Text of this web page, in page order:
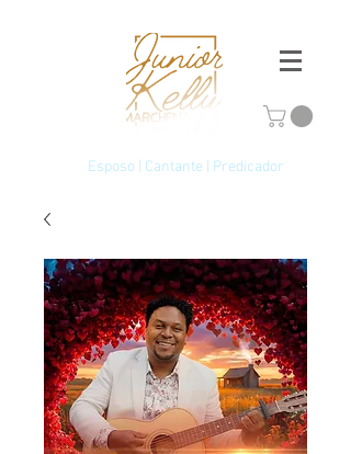
Esposo | Cantante | Predicador